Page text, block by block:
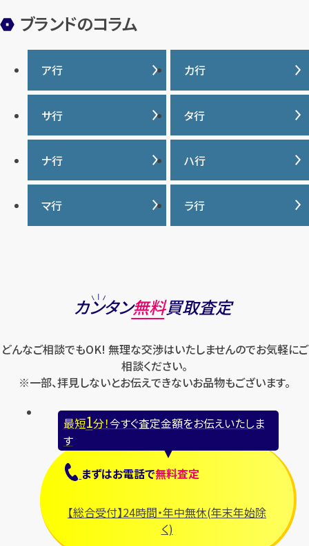
ブランドのコラム
ア行
IWC
ヴァシュロンコンスタンタ
ン
ウブロ
エルメス
オーデマ ピゲ
カ行
カナダグース
カルティエ
グッチ
クロムハーツ
ケイト・スペード
サ行
サマンサタバサ
ジーショック
ジャガー・ルクルト
スウォッチ
ゼニス
セリーヌ
タ行
タグ・ホイヤー
ディオール
ティファニー
ナ行
ナイキ
ハ行
バーバリー
バカラ
ハリー・ウィンストン
フェラガモ
フェンディ
ブライトリング
プラダ
フランク ミュラー
マ行 ラ行
ロエベ
ロンジン
カンタン無料買取査定
どんなご相談でもOK! 無理な交渉はいたしませんのでお気軽にご
相談ください。
※一部、拝見しないとお伝えできないお品物もございます。
最短1分！今すぐ査定金額をお伝えいたしま
す
まずはお電話で無料査定
【総合受付】24時間・年中無休(年末年始除
く)